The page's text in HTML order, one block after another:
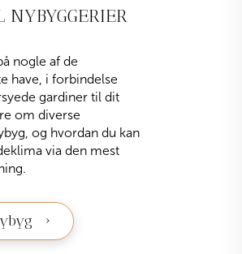
NYBYGGERIER
nogle af de
have, i forbindelse
gardiner til dit
om diverse
og hvordan du kan
via den mest